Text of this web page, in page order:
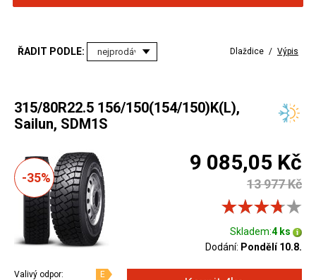
ŘADIT PODLE: Dlaždice / Výpis
315/80R22.5 156/150(154/150)K(L),
Sailun, SDM1S
-35%
9 085,05 Kč
13 977 Kč
Skladem:4 ks
Dodání: Pondělí 10.8.
Valivý odpor:
E